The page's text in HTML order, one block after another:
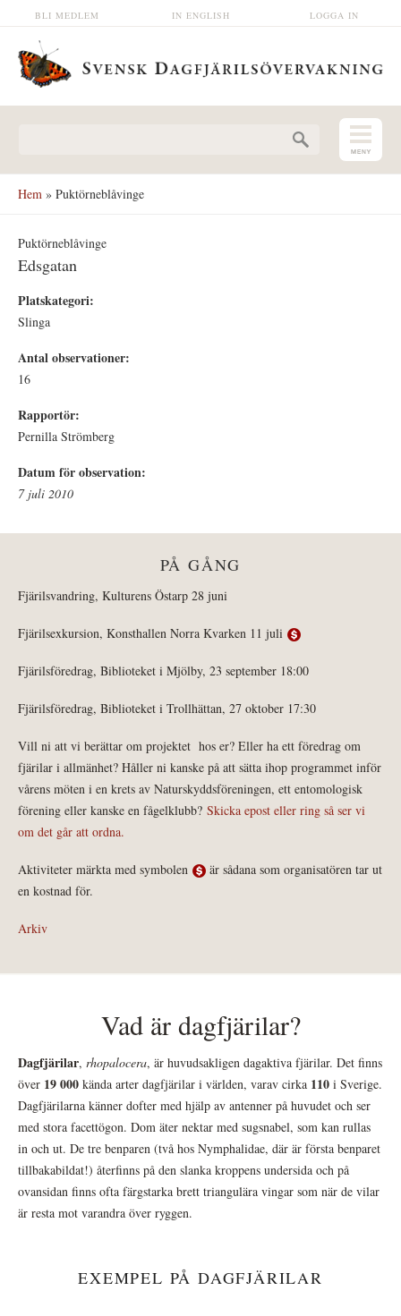
Hoppa till huvudinnehåll LOGGA IN
IN ENGLISH
BLI MEDLEM
Hem » Puktörneblåvinge
Puktörneblåvinge
Edsgatan
Platskategori:
Slinga
Antal observationer:
16
Rapportör:
Pernilla Strömberg
Datum för observation:
7 juli 2010
PÅ GÅNG
Fjärilsvandring, Kulturens Östarp 28 juni
Fjärilsexkursion, Konsthallen Norra Kvarken 11 juli
Fjärilsföredrag, Biblioteket i Mjölby, 23 september 18:00
Fjärilsföredrag, Biblioteket i Trollhättan, 27 oktober 17:30
Vill ni att vi berättar om projektet hos er? Eller ha ett föredrag om
fjärilar i allmänhet? Håller ni kanske på att sätta ihop programmet inför
vårens möten i en krets av Naturskyddsföreningen, ett entomologisk
förening eller kanske en fågelklubb? Skicka epost eller ring så ser vi
om det går att ordna.
Aktiviteter märkta med symbolen
är sådana som organisatören tar ut
en kostnad för.
Arkiv
Vad är dagfjärilar?
Dagfjärilar, rhopalocera, är huvudsakligen dagaktiva fjärilar. Det finns
över 19 000 kända arter dagfjärilar i världen, varav cirka 110 i Sverige.
Dagfjärilarna känner dofter med hjälp av antenner på huvudet och ser
med stora facettögon. Dom äter nektar med sugsnabel, som kan rullas
in och ut. De tre benparen (två hos Nymphalidae, där är första benparet
tillbakabildat!) återfinns på den slanka kroppens undersida och på
ovansidan finns ofta färgstarka brett triangulära vingar som när de vilar
är resta mot varandra över ryggen.
EXEMPEL PÅ DAGFJÄRILAR